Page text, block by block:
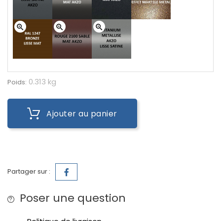
zoom_in zoom_in zoom_in
Poids: 0.313 kg
Ajouter au panier
Partager sur :
Poser une question